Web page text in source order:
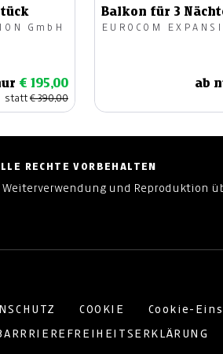
GmbH
€ 195,00
statt€ 390,00
Balkon für 3
Frühstück
EUROCOM
ab
RECHTE VORBEHALTEN
und Reproduktion
COOKIE Cookie-